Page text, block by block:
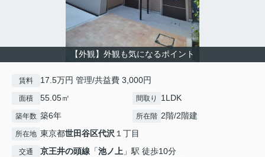
【外観】外観も気になるポイント
賃料 17.5万円 管理/共益費 3,000円
面積 55.05㎡ 間取り 1LDK
築年数 築6年 所在階 2階/2階建
所在地 東京都世田谷区代沢１丁目
交通 京王井の頭線 「池ノ上 」駅 徒歩10分